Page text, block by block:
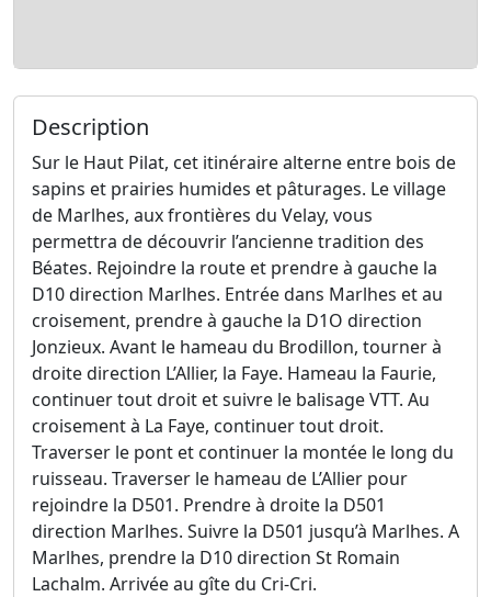
Description
Sur le Haut Pilat, cet itinéraire alterne entre bois de
sapins et prairies humides et pâturages. Le village
de Marlhes, aux frontières du Velay, vous
permettra de découvrir l’ancienne tradition des
Béates. Rejoindre la route et prendre à gauche la
D10 direction Marlhes. Entrée dans Marlhes et au
croisement, prendre à gauche la D1O direction
Jonzieux. Avant le hameau du Brodillon, tourner à
droite direction L’Allier, la Faye. Hameau la Faurie,
continuer tout droit et suivre le balisage VTT. Au
croisement à La Faye, continuer tout droit.
Traverser le pont et continuer la montée le long du
ruisseau. Traverser le hameau de L’Allier pour
rejoindre la D501. Prendre à droite la D501
direction Marlhes. Suivre la D501 jusqu’à Marlhes. A
Marlhes, prendre la D10 direction St Romain
Lachalm. Arrivée au gîte du Cri-Cri.